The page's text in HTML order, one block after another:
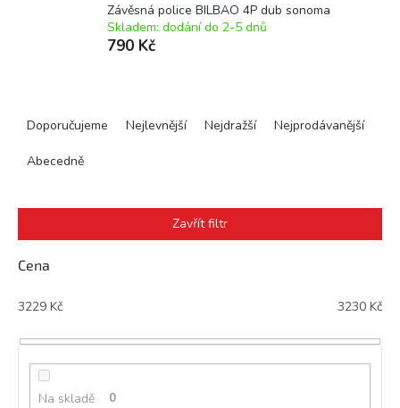
Závěsná police BILBAO 4P dub sonoma
Skladem: dodání do 2-5 dnů
790 Kč
r
o
u
t
Doporučujeme Nejlevnější Nejdražší Nejprodávanější
Abecedně
Zavřít filtr
Cena
3229 Kč 3230 Kč
Na skladě 0